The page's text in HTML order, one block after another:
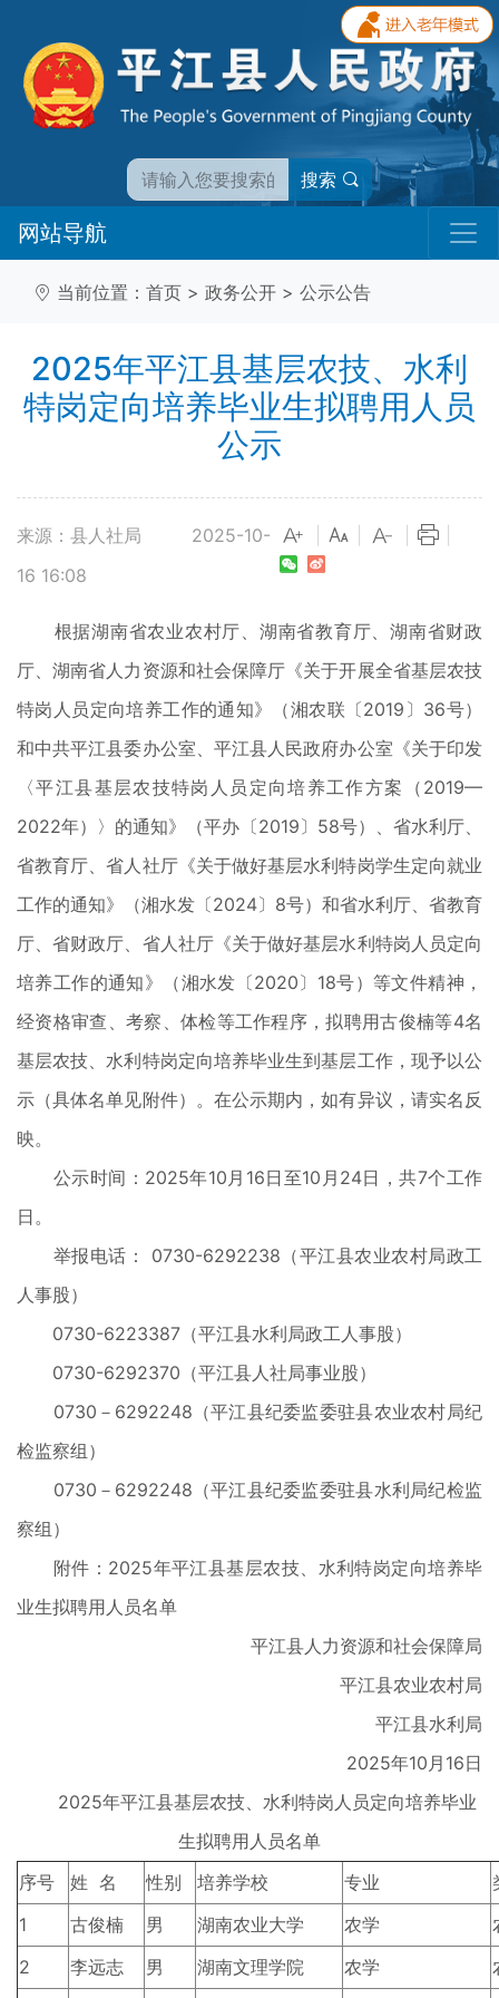
搜索
网站导航
当前位置： 首页 > 政务公开 > 公示公告
2025年平江县基层农技、水利
特岗定向培养毕业生拟聘用人员
公示
来源：县人社局
2025-10-
16 16:08
根据湖南省农业农村厅、湖南省教育厅、湖南省财政
厅、湖南省人力资源和社会保障厅《关于开展全省基层农技
特岗人员定向培养工作的通知》（湘农联〔2019〕36号）
和中共平江县委办公室、平江县人民政府办公室《关于印发
〈平江县基层农技特岗人员定向培养工作方案（2019—
2022年）〉的通知》（平办〔2019〕58号）、省水利厅、
省教育厅、省人社厅《关于做好基层水利特岗学生定向就业
工作的通知》（湘水发〔2024〕8号）和省水利厅、省教育
厅、省财政厅、省人社厅《关于做好基层水利特岗人员定向
培养工作的通知》（湘水发〔2020〕18号）等文件精神，
经资格审查、考察、体检等工作程序，拟聘用古俊楠等4名
基层农技、水利特岗定向培养毕业生到基层工作，现予以公
示（具体名单见附件）。在公示期内，如有异议，请实名反
映。
公示时间：2025年10月16日至10月24日，共7个工作
日。
举报电话： 0730-6292238（平江县农业农村局政工
人事股）
0730-6223387（平江县水利局政工人事股）
0730-6292370（平江县人社局事业股）
0730－6292248（平江县纪委监委驻县农业农村局纪
检监察组）
0730－6292248（平江县纪委监委驻县水利局纪检监
察组）
附件：2025年平江县基层农技、水利特岗定向培养毕
业生拟聘用人员名单
平江县人力资源和社会保障局
平江县农业农村局
平江县水利局
2025年10月16日
2025年平江县基层农技、水利特岗人员定向培养毕业
生拟聘用人员名单
序号
姓 名 性别 培养学校 专业
1
古俊楠 男 湖南农业大学 农学
2
李远志 男 湖南文理学院 农学